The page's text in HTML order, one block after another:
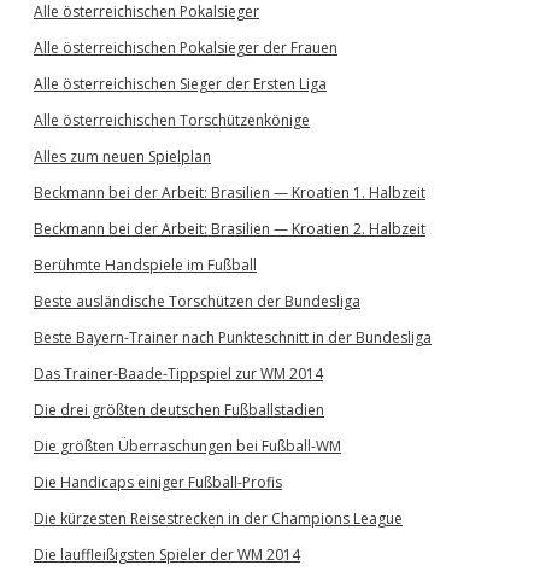
Alle österreichischen Pokalsieger
Alle österreichischen Pokalsieger der Frauen
Alle österreichischen Sieger der Ersten Liga
Alle österreichischen Torschützenkönige
Alles zum neuen Spielplan
Beckmann bei der Arbeit: Brasilien — Kroatien 1. Halbzeit
Beckmann bei der Arbeit: Brasilien — Kroatien 2. Halbzeit
Berühmte Handspiele im Fußball
Beste ausländische Torschützen der Bundesliga
Beste Bayern-Trainer nach Punkteschnitt in der Bundesliga
Das Trainer-Baade-Tippspiel zur WM 2014
Die drei größten deutschen Fußballstadien
Die größten Überraschungen bei Fußball-WM
Die Handicaps einiger Fußball-Profis
Die kürzesten Reisestrecken in der Champions League
Die lauffleißigsten Spieler der WM 2014